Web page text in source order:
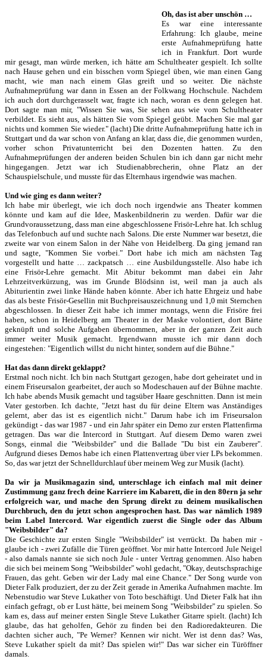
Oh, das ist aber unschön …
Es war eine interessante
Erfahrung: Ich glaube, meine
erste Aufnahmeprüfung hatte
ich in Frankfurt. Dort wurde
mir gesagt, man würde merken, ich hätte am Schultheater gespielt. Ich sollte
nach Hause gehen und ein bisschen vorm Spiegel üben, wie man einen Gang
macht, wie man nach einem Glas greift und so weiter. Die nächste
Aufnahmeprüfung war dann in Essen an der Folkwang Hochschule. Nachdem
ich auch dort durchgerasselt war, fragte ich nach, woran es denn gelegen hat.
Dort sagte man mir, "Wissen Sie was, Sie sehen aus wie vom Schultheater
verbildet. Es sieht aus, als hätten Sie vom Spiegel geübt. Machen Sie mal gar
nichts und kommen Sie wieder." (lacht) Die dritte Aufnahmeprüfung hatte ich in
Stuttgart und da war schon von Anfang an klar, dass die, die genommen wurden,
vorher schon Privatunterricht bei den Dozenten hatten. Zu den
Aufnahmeprüfungen der anderen beiden Schulen bin ich dann gar nicht mehr
hingegangen. Jetzt war ich Studienabbrecherin, ohne Platz an der
Schauspielschule, und musste für das Elternhaus irgendwie was machen.
Und wie ging es dann weiter?
Ich habe mir überlegt, wie ich doch noch irgendwie ans Theater kommen
könnte und kam auf die Idee, Maskenbildnerin zu werden. Dafür war die
Grundvoraussetzung, dass man eine abgeschlossene Frisör-Lehre hat. Ich schlug
das Telefonbuch auf und suchte nach Salons. Die erste Nummer war besetzt, die
zweite war von einem Salon in der Nähe von Heidelberg. Da ging jemand ran
und sagte, "Kommen Sie vorbei." Dort habe ich mich am nächsten Tag
vorgestellt und hatte … zackpatsch … eine Ausbildungsstelle. Also habe ich
eine Frisör-Lehre gemacht. Mit Abitur bekommt man dabei ein Jahr
Lehrzeitverkürzung, was im Grunde Blödsinn ist, weil man ja auch als
Abiturientin zwei linke Hände haben könnte. Aber ich hatte Ehrgeiz und habe
das als beste Frisör-Gesellin mit Buchpreisauszeichnung und 1,0 mit Sternchen
abgeschlossen. In dieser Zeit habe ich immer montags, wenn die Frisöre frei
haben, schon in Heidelberg am Theater in der Maske volontiert, dort Bärte
geknüpft und solche Aufgaben übernommen, aber in der ganzen Zeit auch
immer weiter Musik gemacht. Irgendwann musste ich mir dann doch
eingestehen: "Eigentlich willst du nicht hinter, sondern auf die Bühne."
Hat das dann direkt geklappt?
Erstmal noch nicht. Ich bin nach Stuttgart gezogen, habe dort geheiratet und in
einem Friseursalon gearbeitet, der auch so Modeschauen auf der Bühne machte.
Ich habe abends Musik gemacht und tagsüber Haare geschnitten. Dann ist mein
Vater gestorben. Ich dachte, "Jetzt hast du für deine Eltern was Anständiges
gelernt, aber das ist es eigentlich nicht." Darum habe ich im Friseursalon
gekündigt - das war 1987 - und ein Jahr später ein Demo zur ersten Plattenfirma
getragen. Das war die Intercord in Stuttgart. Auf diesem Demo waren zwei
Songs, einmal die "Weibsbilder" und die Ballade "Du bist ein Zauberer".
Aufgrund dieses Demos habe ich einen Plattenvertrag über vier LPs bekommen.
So, das war jetzt der Schnelldurchlauf über meinem Weg zur Musik (lacht).
Da wir ja Musikmagazin sind, unterschlage ich einfach mal mit deiner
Zustimmung ganz frech deine Karriere im Kabarett, die in den 80ern ja sehr
erfolgreich war, und mache den Sprung direkt zu deinem musikalischen
Durchbruch, den du jetzt schon angesprochen hast. Das war nämlich 1989
beim Label Intercord. War eigentlich zuerst die Single oder das Album
"Weibsbilder" da?
Die Geschichte zur ersten Single "Weibsbilder" ist verrückt. Da haben mir -
glaube ich - zwei Zufälle die Türen geöffnet. Vor mir hatte Intercord Jule Neigel
- also damals nannte sie sich noch Jule - unter Vertrag genommen. Also haben
die sich bei meinem Song "Weibsbilder" wohl gedacht, "Okay, deutschsprachige
Frauen, das geht. Geben wir der Lady mal eine Chance." Der Song wurde von
Dieter Falk produziert, der zu der Zeit gerade in Amerika Aufnahmen machte. Im
Nebenstudio war Steve Lukather von Toto beschäftigt. Und Dieter Falk hat ihn
einfach gefragt, ob er Lust hätte, bei meinem Song "Weibsbilder" zu spielen. So
kam es, dass auf meiner ersten Single Steve Lukather Gitarre spielt. (lacht) Ich
glaube, das hat geholfen, Gehör zu finden bei den Radioredakteuren. Die
dachten sicher auch, "Pe Werner? Kennen wir nicht. Wer ist denn das? Was,
Steve Lukather spielt da mit? Das spielen wir!" Das war sicher ein Türöffner
damals.